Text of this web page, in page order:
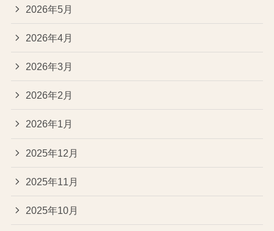
2026年5月
2026年4月
2026年3月
2026年2月
2026年1月
2025年12月
2025年11月
2025年10月